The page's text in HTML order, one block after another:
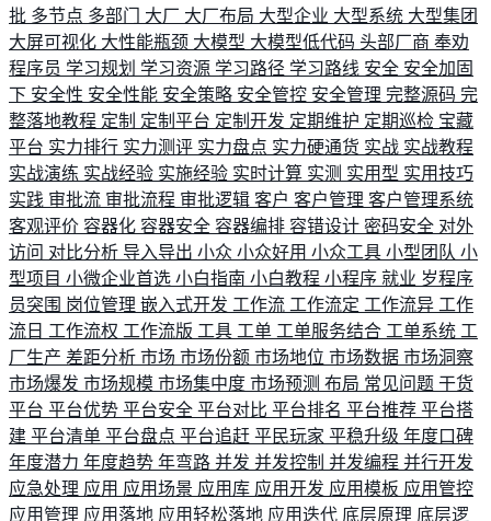
批 多节点 多部门 大厂 大厂布局 大型企业 大型系统 大型集团
大屏可视化 大性能瓶颈 大模型 大模型低代码 头部厂商 奉劝
程序员 学习规划 学习资源 学习路径 学习路线 安全 安全加固
下 安全性 安全性能 安全策略 安全管控 安全管理 完整源码 完
整落地教程 定制 定制平台 定制开发 定期维护 定期巡检 宝藏
平台 实力排行 实力测评 实力盘点 实力硬通货 实战 实战教程
实战演练 实战经验 实施经验 实时计算 实测 实用型 实用技巧
实践 审批流 审批流程 审批逻辑 客户 客户管理 客户管理系统
客观评价 容器化 容器安全 容器编排 容错设计 密码安全 对外
访问 对比分析 导入导出 小众 小众好用 小众工具 小型团队 小
型项目 小微企业首选 小白指南 小白教程 小程序 就业 岁程序
员突围 岗位管理 嵌入式开发 工作流 工作流定 工作流异 工作
流日 工作流权 工作流版 工具 工单 工单服务结合 工单系统 工
厂生产 差距分析 市场 市场份额 市场地位 市场数据 市场洞察
市场爆发 市场规模 市场集中度 市场预测 布局 常见问题 干货
平台 平台优势 平台安全 平台对比 平台排名 平台推荐 平台搭
建 平台清单 平台盘点 平台追赶 平民玩家 平稳升级 年度口碑
年度潜力 年度趋势 年弯路 并发 并发控制 并发编程 并行开发
应急处理 应用 应用场景 应用库 应用开发 应用模板 应用管控
应用管理 应用落地 应用轻松落地 应用迭代 底层原理 底层逻